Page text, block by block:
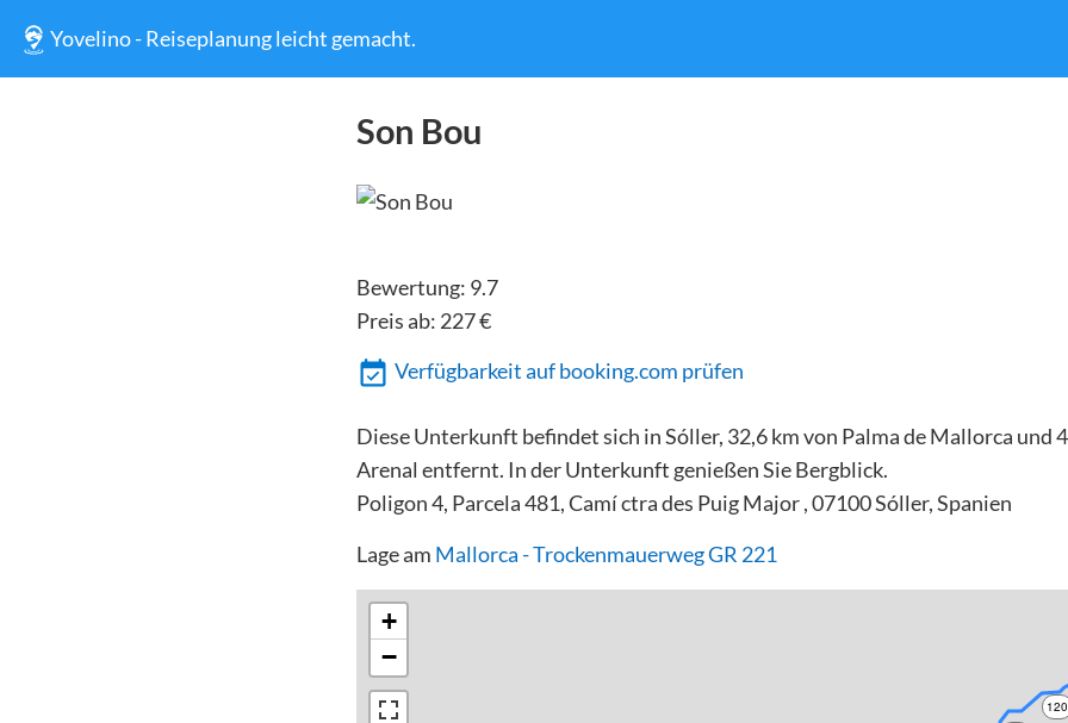
Yovelino - Reiseplanung leicht gemacht.
Son Bou
Bewertung: 9.7
Preis ab: 227€
Verfügbarkeit auf booking.com prüfen
Diese Unterkunft befindet sich in Sóller, 32,6 km von Palma de Mallorca und
Arenal entfernt. In der Unterkunft genießen Sie Bergblick.
Poligon 4, Parcela 481, Camí ctra des Puig Major , 07100 Sóller, Spanien
Lage am Mallorca - Trockenmauerweg GR 221
120
+
−